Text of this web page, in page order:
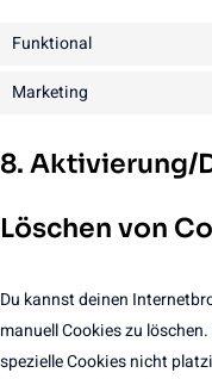
Funktional
Marketing
8. Aktivierung/
Löschen von
Du kannst deinen
manuell Cookies zu
spezielle Cookies nicht